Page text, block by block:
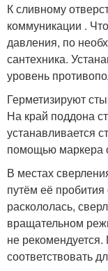
К сливному
коммуникации .
давления, по
сантехника.
уровень
Герметизируют
На край поддона
устанавливается
помощью маркера
В местах
путём её
раскололась,
вращательном
не
соответствовать